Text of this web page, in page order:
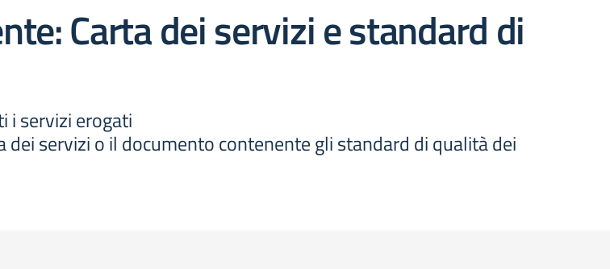
Carta dei servizi e standard di
i servizi erogati
servizi o il documento contenente gli standard di qualità dei